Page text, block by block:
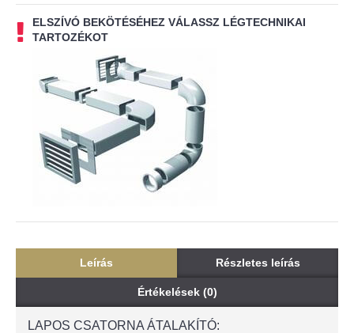
ELSZÍVÓ BEKÖTÉSÉHEZ VÁLASSZ LÉGTECHNIKAI
TARTOZÉKOT
Leírás Részletes leírás
Értékelések (0)
LAPOS CSATORNA ÁTALAKÍTÓ: